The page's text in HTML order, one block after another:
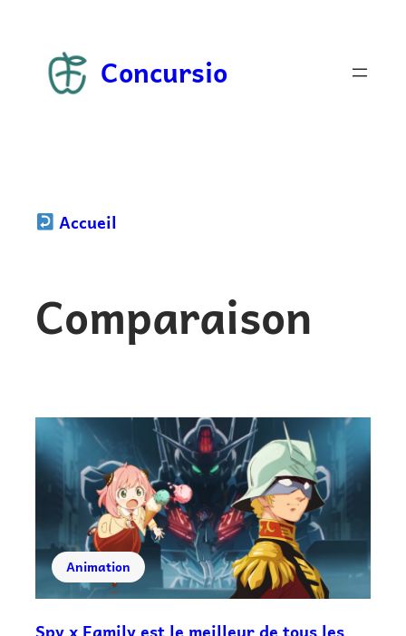
contenu
Concursio
Accueil
Comparaison
Animation
Spy x Family est le meilleur de tous les